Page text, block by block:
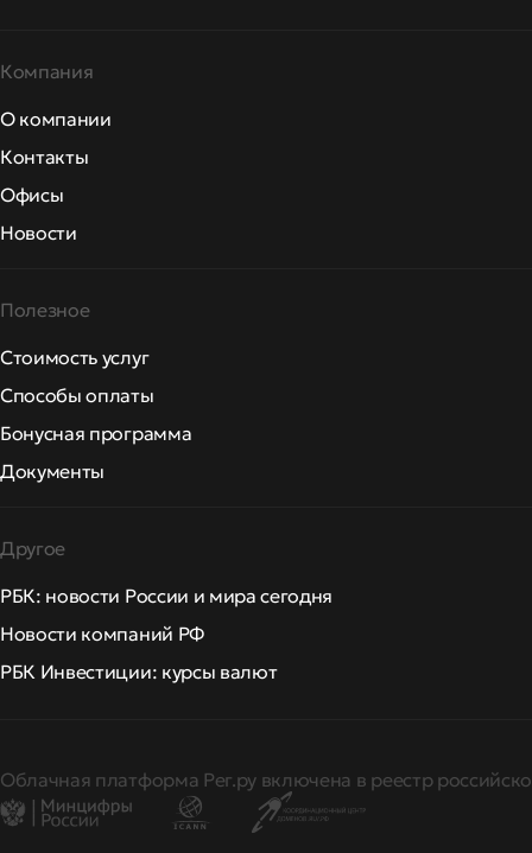
Компания
О компании
Контакты
Офисы
Новости
Полезное
Стоимость услуг
Способы оплаты
Бонусная программа
Документы
Другое
РБК: новости России и мира сегодня
Новости компаний РФ
РБК Инвестиции: курсы валют
Облачная платформа Рег.ру включена в реестр